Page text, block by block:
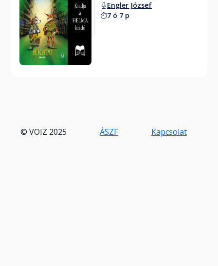
Engler József
7 ó 7 p
© VOIZ 2025 ÁSZF Kapcsolat